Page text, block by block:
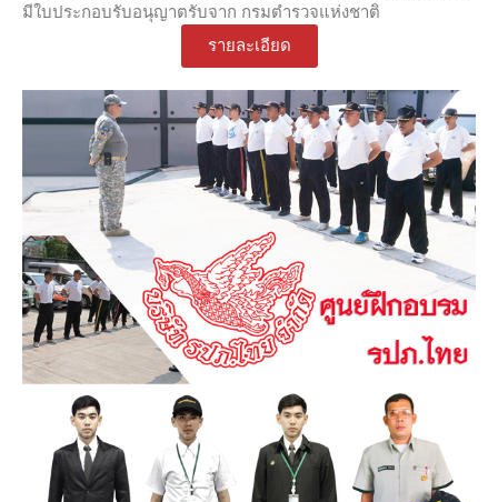
มีใบประกอบรับอนุญาตรับจาก กรมตำรวจแห่งชาติ
รายละเอียด